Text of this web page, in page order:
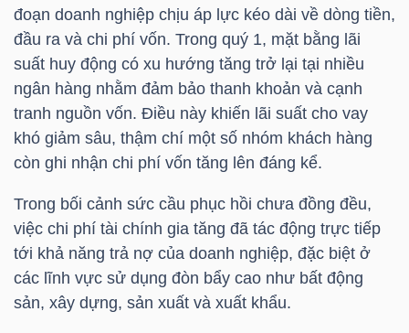
đoạn doanh nghiệp chịu áp lực kéo dài về dòng tiền,
đầu ra và chi phí vốn. Trong quý 1, mặt bằng lãi
suất huy động có xu hướng tăng trở lại tại nhiều
ngân hàng nhằm đảm bảo thanh khoản và cạnh
tranh nguồn vốn. Điều này khiến lãi suất cho vay
khó giảm sâu, thậm chí một số nhóm khách hàng
còn ghi nhận chi phí vốn tăng lên đáng kể.
Trong bối cảnh sức cầu phục hồi chưa đồng đều,
việc chi phí tài chính gia tăng đã tác động trực tiếp
tới khả năng trả nợ của doanh nghiệp, đặc biệt ở
các lĩnh vực sử dụng đòn bẩy cao như bất động
sản, xây dựng, sản xuất và xuất khẩu.
Tất cả Cổ phiếu Chỉ số Chứng chỉ quỹ Chứng
đạo
Tất cả Người nội bộ Người liên quan
Tin
tức
(-)